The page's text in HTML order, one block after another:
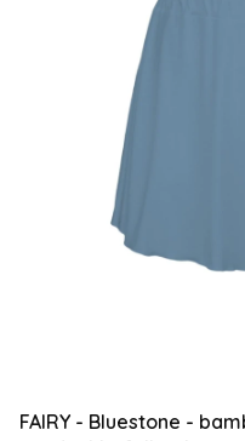
FAIRY - Bluestone -